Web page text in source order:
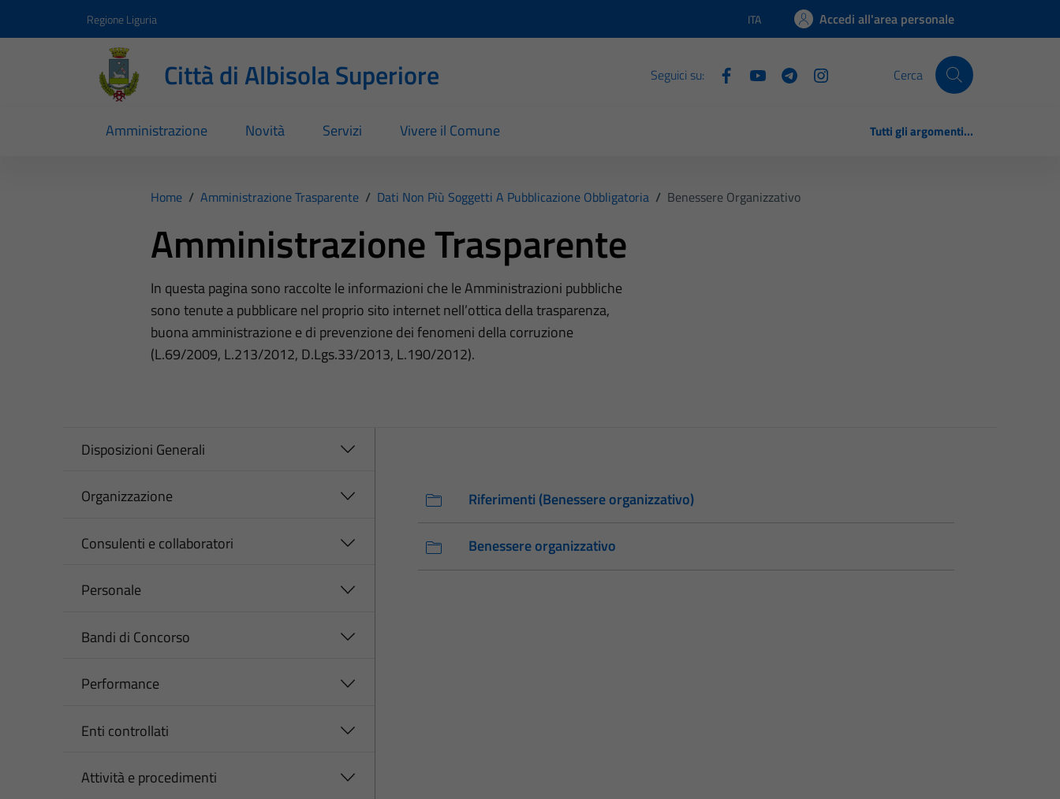
Regione Liguria Lingua attiva:
ITA Accedi all'area personale
Città di Albisola Superiore Seguici su: Cerca
Amministrazione Novità Servizi Vivere il Comune Tutti gli argomenti...
Home / Amministrazione Trasparente / Dati Non Più Soggetti A Pubblicazione Obbligatoria / Benessere Organizzativo
Amministrazione Trasparente
In questa pagina sono raccolte le informazioni che le Amministrazioni pubbliche
sono tenute a pubblicare nel proprio sito internet nell’ottica della trasparenza,
buona amministrazione e di prevenzione dei fenomeni della corruzione
(L.69/2009, L.213/2012, D.Lgs.33/2013, L.190/2012).
Disposizioni Generali
Organizzazione
Consulenti e collaboratori
Personale
Bandi di Concorso
Performance
Enti controllati
Attività e procedimenti
Riferimenti (Benessere organizzativo)
Benessere organizzativo